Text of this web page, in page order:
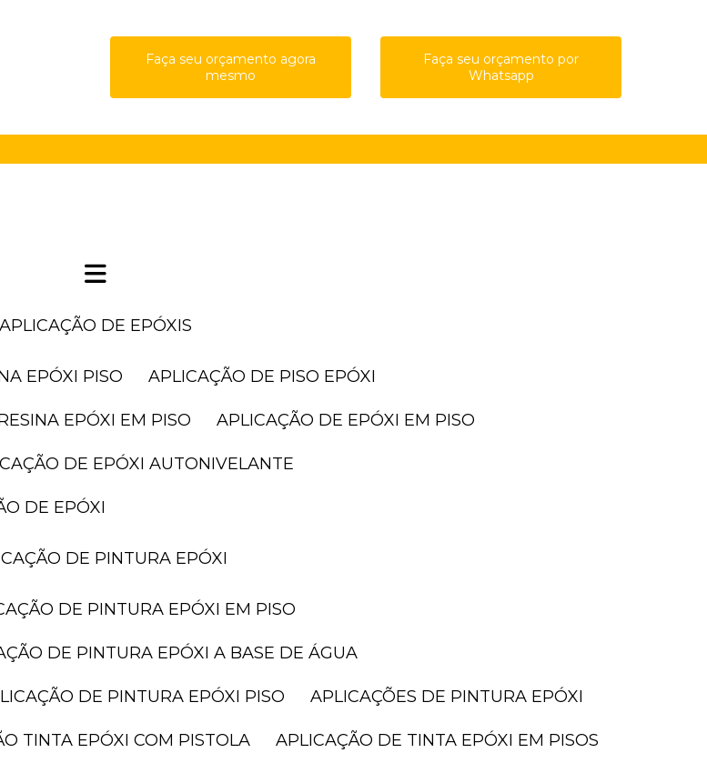
Faça seu orçamento agora
mesmo
Faça seu orçamento por
Whatsapp
APLICAÇÃO DE EPÓXIS
EPÓXI PISO APLICAÇÃO DE PISO EPÓXI
EPÓXI EM PISO APLICAÇÃO DE EPÓXI EM PISO
DE EPÓXI AUTONIVELANTE
DE EPÓXI
DE PINTURA EPÓXI
DE PINTURA EPÓXI EM PISO
DE PINTURA EPÓXI A BASE DE ÁGUA
DE PINTURA EPÓXI PISO APLICAÇÕES DE PINTURA EPÓXI
TINTA EPÓXI COM PISTOLA APLICAÇÃO DE TINTA EPÓXI EM PISOS